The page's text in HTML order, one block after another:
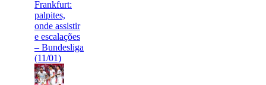
Frankfurt:
palpites,
onde assistir
e escalações
– Bundesliga
(11/01)